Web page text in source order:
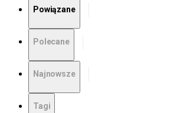
Powiązane
Polecane
Najnowsze
Tagi